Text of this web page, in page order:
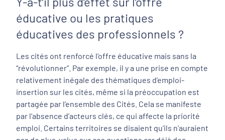
éducative ou les pratiques
éducatives des professionnels ?
Les cités ont renforcé l’offre éducative mais sans la
“révolutionner”. Par exemple, il y a une prise en compte
relativement inégale des thématiques d’emploi-
insertion sur les cités, même si la préoccupation est
partagée par l’ensemble des Cités. Cela se manifeste
par l’absence d’acteurs clés, ce qui affecte la priorité
emploi. Certains territoires se disaient qu’ils n’auraient